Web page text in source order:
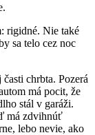
rigidné. Nie také
sa telo cez noc
chrbta. Pozerá
má pocit, že
stál v garáži.
má zdvihnúť
lebo nevie, ako